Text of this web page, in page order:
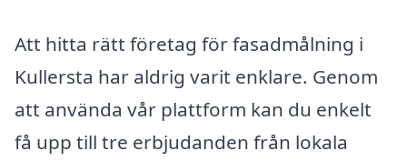
Att hitta rätt företag för fasadmålning i
Kullersta har aldrig varit enklare. Genom
att använda vår plattform kan du enkelt
få upp till tre erbjudanden från lokala